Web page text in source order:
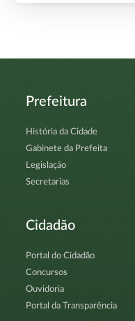
Prefeitura
História da Cidade
Gabinete da Prefeita
Legislação
Secretarias
Cidadão
Portal do Cidadão
Concursos
Ouvidoria
Portal da Transparência